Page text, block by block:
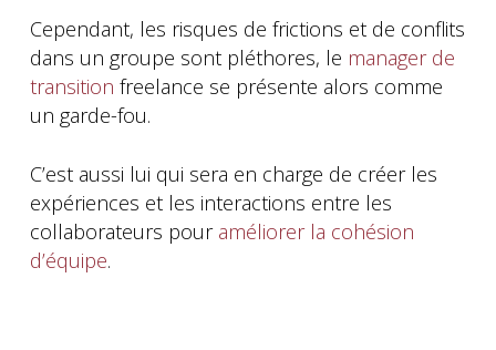
Cependant, les risques de frictions et de conflits
dans un groupe sont pléthores, le manager de
transition freelance se présente alors comme
un garde-fou.
C’est aussi lui qui sera en charge de créer les
expériences et les interactions entre les
collaborateurs pour améliorer la cohésion
d’équipe.